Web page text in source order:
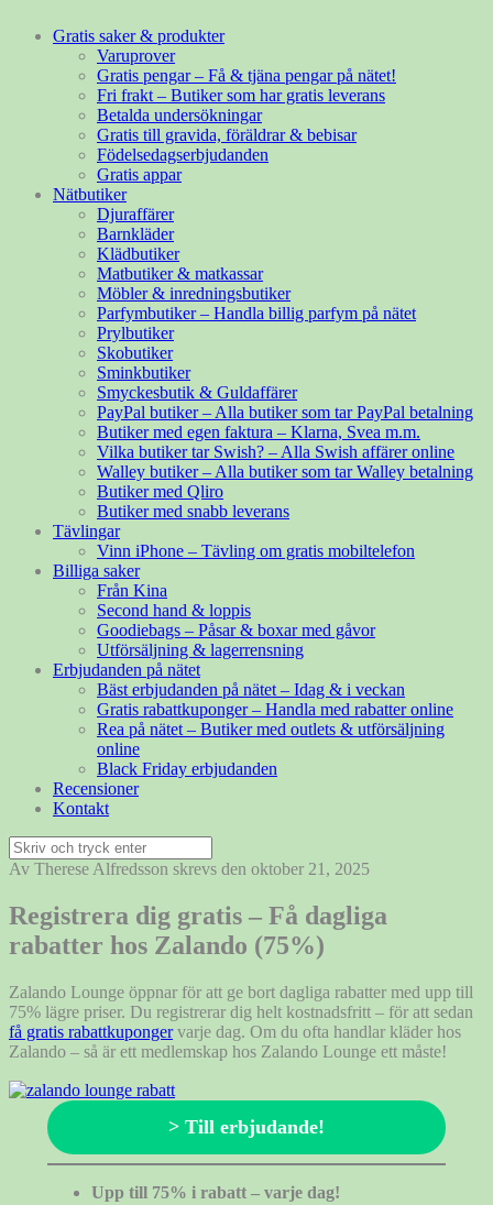
Gratis saker & produkter
Varuprover
Gratis pengar – Få & tjäna pengar på nätet!
Fri frakt – Butiker som har gratis leverans
Betalda undersökningar
Gratis till gravida, föräldrar & bebisar
Födelsedagserbjudanden
Gratis appar
Nätbutiker
Djuraffärer
Barnkläder
Klädbutiker
Matbutiker & matkassar
Möbler & inredningsbutiker
Parfymbutiker – Handla billig parfym på nätet
Prylbutiker
Skobutiker
Sminkbutiker
Smyckesbutik & Guldaffärer
PayPal butiker – Alla butiker som tar PayPal betalning
Butiker med egen faktura – Klarna, Svea m.m.
Vilka butiker tar Swish? – Alla Swish affärer online
Walley butiker – Alla butiker som tar Walley betalning
Butiker med Qliro
Butiker med snabb leverans
Tävlingar
Vinn iPhone – Tävling om gratis mobiltelefon
Billiga saker
Från Kina
Second hand & loppis
Goodiebags – Påsar & boxar med gåvor
Utförsäljning & lagerrensning
Erbjudanden på nätet
Bäst erbjudanden på nätet – Idag & i veckan
Gratis rabattkuponger – Handla med rabatter online
Rea på nätet – Butiker med outlets & utförsäljning
online
Black Friday erbjudanden
Recensioner
Kontakt
Sök
efter:
Av Therese Alfredsson skrevs den oktober 21, 2025
Registrera dig gratis – Få dagliga
rabatter hos Zalando (75%)
Zalando Lounge öppnar för att ge bort dagliga rabatter med upp till
75% lägre priser. Du registrerar dig helt kostnadsfritt – för att sedan
få gratis rabattkupongervarje dag. Om du ofta handlar kläder hos
Zalando – så är ett medlemskap hos Zalando Lounge ett måste!
> Till erbjudande!
Upp till 75% i rabatt – varje dag!